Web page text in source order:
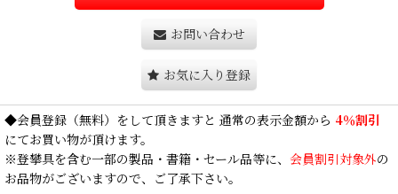
お問い合わせ
お気に入り登録
◆会員登録 （無料）をして頂きますと 通常の表示金額から 4％割引
にてお買い物が頂けます。
※登攀具を含む一部の製品・書籍・セール品等に、 会員割引対象外の
お品物がございますので、ご了承下さい。